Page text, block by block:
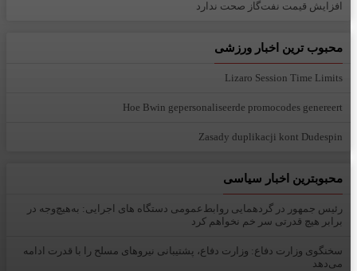
افزایش قیمت نفت‌گاز صحت ندارد
محبوب ترین اخبار ورزشی
Lizaro Session Time Limits
Hoe Bwin gepersonaliseerde promocodes genereert
Zasady duplikacji kont Dudespin
محبوبترین اخبار سیاسی
رئیس جمهور در گردهمایی روابط‌عمومی دستگاه های اجرایی: به‌هیچ‌وجه در
برابر هیچ قدرتی سر خم نخواهم کرد
سخنگوی وزارت دفاع: وزارت دفاع، پشتیبانی نیرو‌های مسلح را با قدرت ادامه
می‌دهد